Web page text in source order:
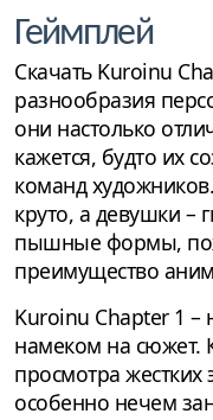
Геймплей
Скачать Kuroinu
разнообразия
они настолько
кажется, будто их
команд
круто, а девушки –
пышные формы,
преимущество
Kuroinu Chapter 1 –
намеком на сюжет.
просмотра жестких
особенно нечем